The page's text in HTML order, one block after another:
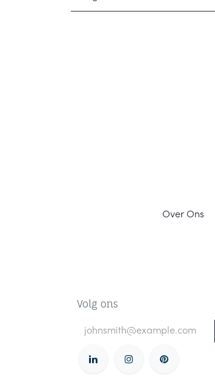
Volg ons
Over Ons